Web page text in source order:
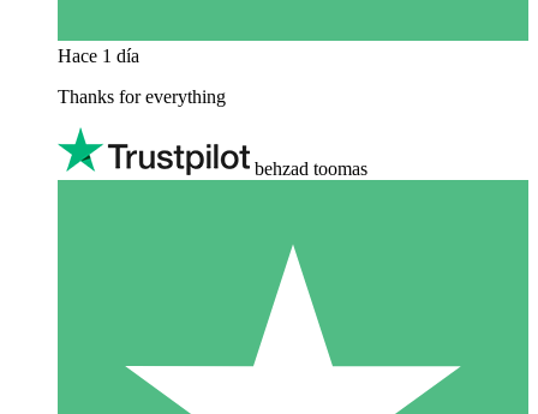
Hace 1 día
Thanks for everything
behzad toomas